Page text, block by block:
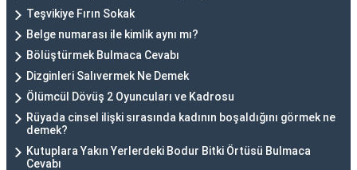
Teşvikiye Fırın Sokak
Belge numarası ile kimlik aynı mı?
Bölüştürmek Bulmaca Cevabı
Dizginleri Salıvermek Ne Demek
Ölümcül Dövüş 2 Oyuncuları ve Kadrosu
Rüyada cinsel ilişki sırasında kadının boşaldığını görmek ne
demek?
Kutuplara Yakın Yerlerdeki Bodur Bitki Örtüsü Bulmaca
Cevabı